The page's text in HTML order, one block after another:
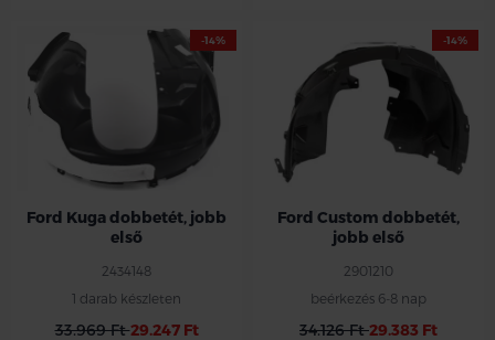
Ford jobb első dobbetét
Ford Kuga 2012-2020
-14%
Ford Kuga dobbetét, jobb
első
2434148
1 darab készleten
33.969 Ft29.247 Ft
-14%
Ford Custom dobbetét,
jobb első
2901210
beérkezés 6-8 nap
34.126 Ft29.383 Ft